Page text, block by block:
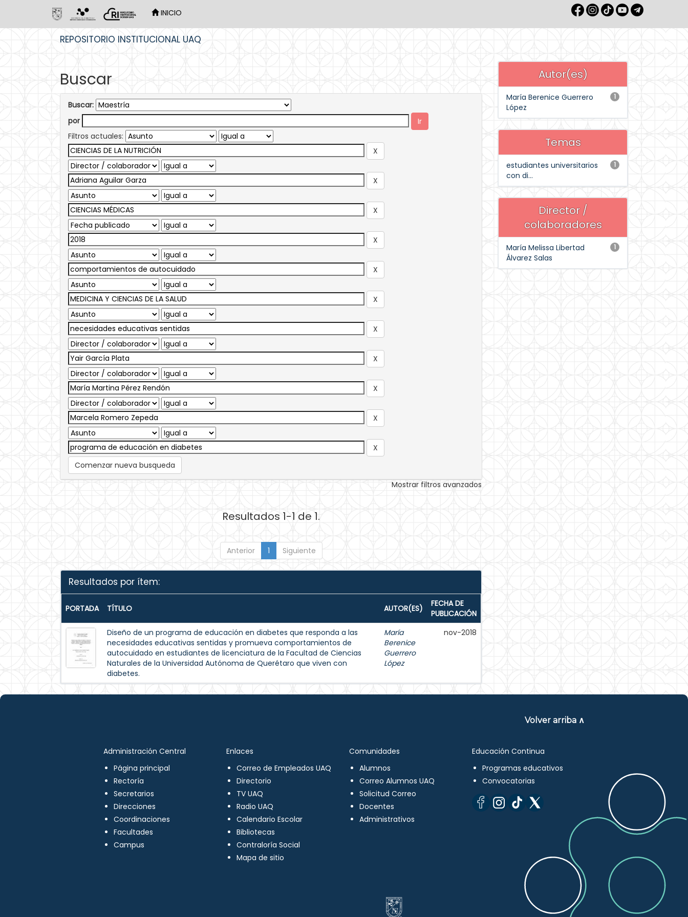
INICIO
REPOSITORIO INSTITUCIONAL UAQ
Buscar
Buscar:
por
Filtros actuales:
Comenzar nueva busqueda
Mostrar filtros avanzados
Resultados 1-1 de 1.
Anterior 1 Siguiente
Resultados por ítem:
PORTADA TÍTULO AUTOR(ES)
FECHA DE
PUBLICACIÓN
Diseño de un programa de educación en diabetes que responda a las
necesidades educativas sentidas y promueva comportamientos de
autocuidado en estudiantes de licenciatura de la Facultad de Ciencias
Naturales de la Universidad Autónoma de Querétaro que viven con
diabetes.
María
Berenice
Guerrero
López
nov-2018
Autor(es)
1
María Berenice Guerrero
López
Temas
1
estudiantes universitarios
con di...
Director /
colaboradores
1
María Melissa Libertad
Álvarez Salas
Volver arriba ∧
Administración Central
Página principal
Rectoría
Secretarios
Direcciones
Coordinaciones
Facultades
Campus
Enlaces
Correo de Empleados UAQ
Directorio
TV UAQ
Radio UAQ
Calendario Escolar
Bibliotecas
Contraloría Social
Mapa de sitio
Comunidades
Alumnos
Correo Alumnos UAQ
Solicitud Correo
Docentes
Administrativos
Educación Continua
Programas educativos
Convocatorias